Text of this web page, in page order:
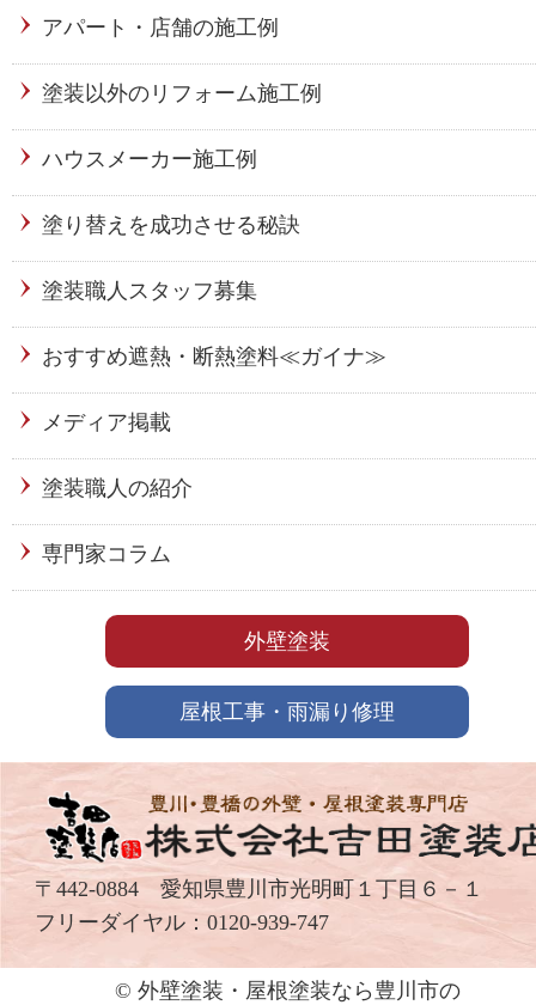
アパート・店舗の施工例
塗装以外のリフォーム施工例
ハウスメーカー施工例
塗り替えを成功させる秘訣
塗装職人スタッフ募集
おすすめ遮熱・断熱塗料≪ガイナ≫
メディア掲載
塗装職人の紹介
専門家コラム
外壁塗装
屋根工事・雨漏り修理
〒442-0884 愛知県豊川市光明町１丁目６－１
フリーダイヤル： 0120-939-747
© 外壁塗装・屋根塗装なら豊川市の